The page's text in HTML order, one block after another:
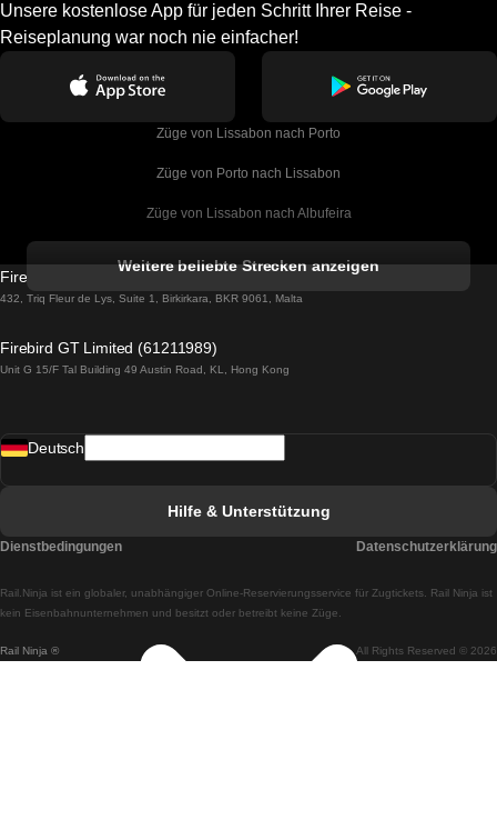
Unsere kostenlose App für jeden Schritt Ihrer Reise -
Reiseplanung war noch nie einfacher!
Züge von Lissabon nach Porto
Züge von Porto nach Lissabon
Züge von Lissabon nach Albufeira
Züge von Lissabon nach Lagos
Züge von Lissabon nach Madrid
Züge von Lissabon nach Braga
Züge von Braga nach Lissabon
Weitere beliebte Strecken anzeigen
Firebird GT Limited (OC 1451)
432, Triq Fleur de Lys, Suite 1, Birkirkara, BKR 9061, Malta
Firebird GT Limited (61211989)
Unit G 15/F Tal Building 49 Austin Road, KL, Hong Kong
Rail Ninja ® All Rights Reserved © 2026
Rail.Ninja ist ein globaler, unabhängiger Online-Reservierungsservice für Zugtickets. Rail Ninja ist
kein Eisenbahnunternehmen und besitzt oder betreibt keine Züge.
Deutsch
Hilfe & Unterstützung
Dienstbedingungen Datenschutzerklärung